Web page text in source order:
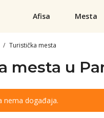
Afisa Mesta
Turistička mesta
mesta u
nema događaja.